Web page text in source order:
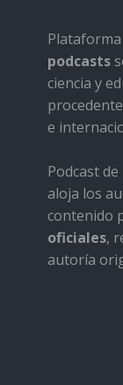
Plataforma
podcasts
ciencia y
e
Podcast
aloja los
contenido
oficiales,
autoría